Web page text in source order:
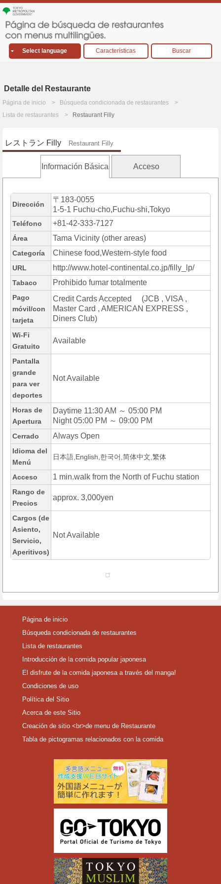
Select language Características Buscar
Detalle del Restaurante
Página de inicio
Búsqueda condicionada de restaurantes
Lista de restaurantes
Restaurant Filly
レストラン Filly Restaurant Filly
Información Básica Acceso
Dirección
〒183-0055
1-5-1 Fuchu-cho,Fuchu-shi,Tokyo
Teléfono +81-42-333-7127
Área Tama Vicinity (other areas)
Categoría Chinese food,Western-style food
URL http://www.hotel-continental.co.jp/filly_lp/
Tabaco Prohibido fumar totalmente
Pago
móvil/con
tarjeta
Credit Cards Accepted (JCB , VISA ,
Master Card , AMERICAN EXPRESS ,
Diners Club)
Wi-Fi
Gratuito
Available
Pantalla
grande
para ver
deportes
Not Available
Horas de
Apertura
Daytime 11:30 AM ～ 05:00 PM
Night 05:00 PM ～ 09:00 PM
Cerrado Always Open
Idioma del
Menú
日本語,English,한국어,简体中文,繁体
Acceso 1 min.walk from the North of Fuchu station
Rango de
Precios
approx. 3,000yen
Cargos (de
Asiento,
Servicio,
Aperitivos)
Not Available
Página de inicio
Búsqueda condicionada de restaurantes
Lista de restaurantes
Introducción de la comida popular japonesa
El disfrute de la comida japonesa a través del manga!
Condiciones de uso
Política del Sitio
Acerca de este Sitio
Creación de sitio <br>de menu de Restaurante
Tabla de pictogramas relacionados con la comida